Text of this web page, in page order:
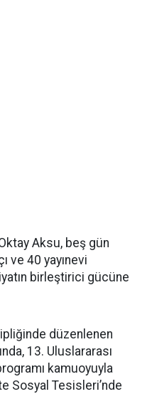
Aksu, beş gün
ve 40 yayınevi
birleştirici gücüne
düzenlenen
13. Uluslararası
kamuoyuyla
Sosyal Tesisleri’nde